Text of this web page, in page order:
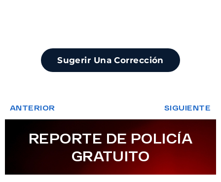
Sugerir Una Corrección
ANTERIOR SIGUIENTE
REPORTE DE POLICÍA
GRATUITO